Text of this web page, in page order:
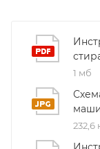
устраняет
утюга. Dose
оптимальное
зависимости
программы,
экономит ваш
стирки.
1 мб
232,6